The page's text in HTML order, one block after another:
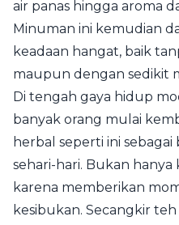
air panas hingga aroma
Minuman ini kemudian
keadaan hangat, baik
maupun dengan sedikit
Di tengah gaya hidup
banyak orang mulai
herbal seperti ini sebagai
sehari-hari. Bukan hanya
karena memberikan
kesibukan. Secangkir